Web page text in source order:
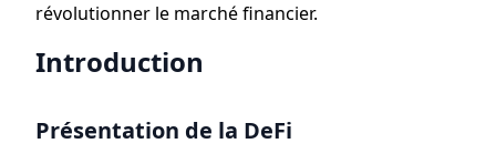
révolutionner le marché financier.
Introduction
Présentation de la DeFi